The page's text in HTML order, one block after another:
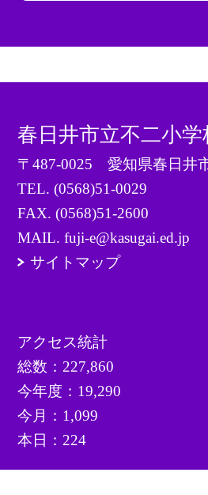
春日井市立不二小学
〒487-0025 愛知県春日井
TEL.(0568)51-0029
FAX. (0568)51-2600
MAIL. fuji-e@kasugai.ed.jp
サイトマップ
アクセス統計
総数： 227,860
今年度： 19,290
今月： 1,099
本日： 224